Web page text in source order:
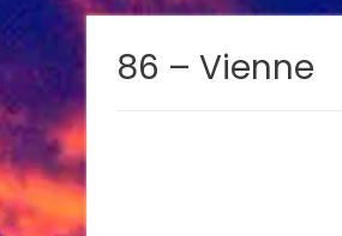
86 – Vienne